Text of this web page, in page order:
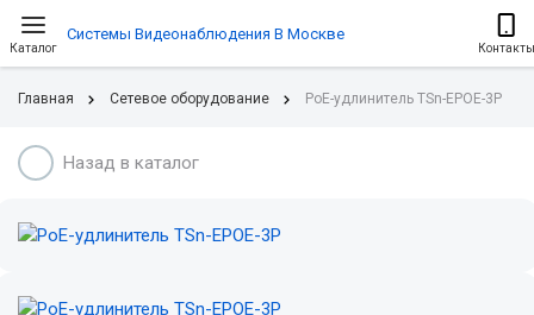
Каталог
Системы Видеонаблюдения В Москве
Контакты
Главная Сетевое оборудование PoE-удлинитель TSn-EPOE-3P
Назад в каталог